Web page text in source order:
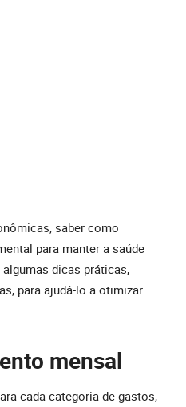
saber como
para manter a saúde
dicas práticas,
para ajudá-lo a otimizar
mensal
cada categoria de gastos,